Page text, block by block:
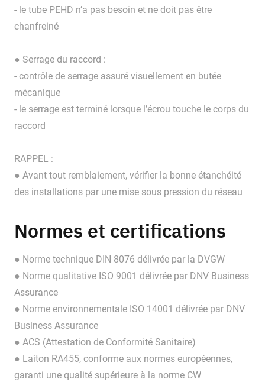
- le tube PEHD n’a pas besoin et ne doit pas être
chanfreiné
● Serrage du raccord :
- contrôle de serrage assuré visuellement en butée
mécanique
- le serrage est terminé lorsque l’écrou touche le corps du
raccord
RAPPEL :
● Avant tout remblaiement, vérifier la bonne étanchéité
des installations par une mise sous pression du réseau
Normes et certifications
● Norme technique DIN 8076 délivrée par la DVGW
● Norme qualitative ISO 9001 délivrée par DNV Business
Assurance
● Norme environnementale ISO 14001 délivrée par DNV
Business Assurance
● ACS (Attestation de Conformité Sanitaire)
● Laiton RA455, conforme aux normes européennes,
garanti une qualité supérieure à la norme CW